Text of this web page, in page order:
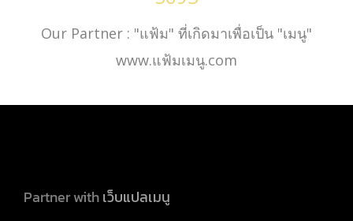
Our Partner : "แฟ้ม" ที่เกิดมาเพื่อเป็น "เมนู"
www.แฟ้มเมนู.com
Partner withเว็บแปลเมนู